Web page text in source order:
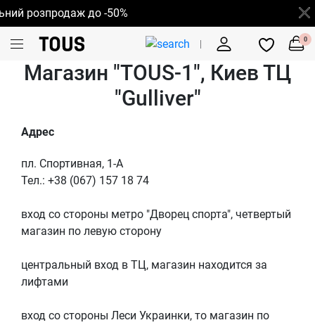
до -50%
0
Магазин "TOUS-1", Киев ТЦ
"Gulliver"
Адрес
пл. Спортивная, 1-А
Тел.: +38 (067) 157 18 74
вход со стороны метро "Дворец спорта", четвертый
магазин по левую сторону
центральный вход в ТЦ, магазин находится за
лифтами
вход со стороны Леси Украинки, то магазин по